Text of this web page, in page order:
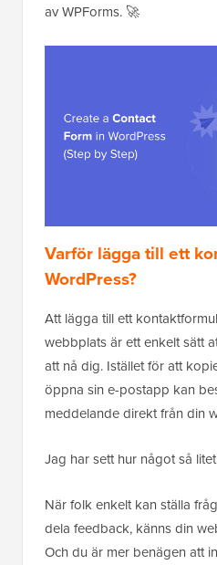
av WPForms. 🚀
Varför lägga till ett
WordPress?
Att lägga till ett
webbplats är ett enkelt sätt
att nå dig. Istället för att
öppna sin e-postapp kan
meddelande direkt från din
Jag har sett hur något så
När folk enkelt kan ställa
dela feedback, känns din
Och du är mer benägen att